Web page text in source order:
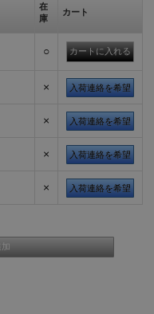
在
庫
カート
○
× 入荷連絡を希望
× 入荷連絡を希望
× 入荷連絡を希望
× 入荷連絡を希望